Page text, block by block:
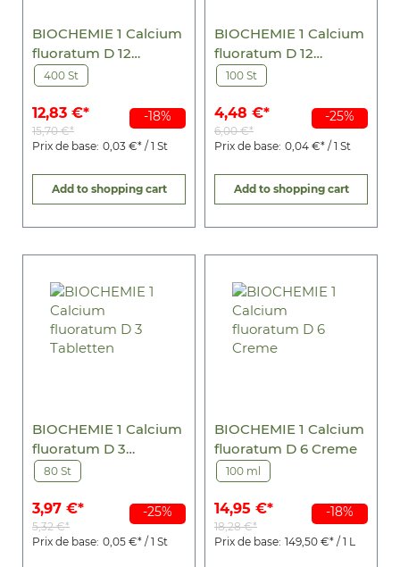
-18%
BIOCHEMIE 1 Calcium
fluoratum D 12
Tabletten
400 St
12,83 €*
15,70 €*
Prix de base: 0,03 €* / 1 St
Add to shopping cart
-25%
BIOCHEMIE 1 Calcium
fluoratum D 12
Tabletten
100 St
4,48 €*
6,00 €*
Prix de base: 0,04 €* / 1 St
Add to shopping cart
-25%
BIOCHEMIE 1 Calcium
fluoratum D 3
Tabletten
80 St
3,97 €*
5,32 €*
Prix de base: 0,05 €* / 1 St
-18%
BIOCHEMIE 1 Calcium
fluoratum D 6 Creme
100 ml
14,95 €*
18,28 €*
Prix de base: 149,50 €* / 1 L